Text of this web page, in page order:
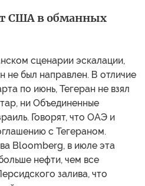
США в обманных
сценарии эскалации,
не был направлен. В отличие
по июнь, Тегеран не взял
ни Объединенные
Говорят, что ОАЭ и
с Тегераном.
Bloomberg, в июле эта
нефти, чем все
залива, что